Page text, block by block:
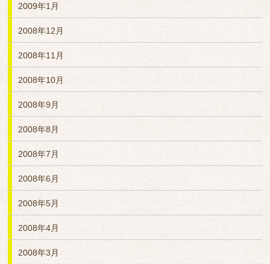
2009年1月
2008年12月
2008年11月
2008年10月
2008年9月
2008年8月
2008年7月
2008年6月
2008年5月
2008年4月
2008年3月